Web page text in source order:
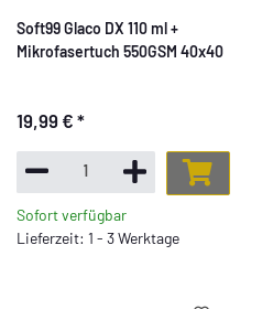
Soft99 Glaco DX 110 ml +
Mikrofasertuch 550GSM 40x40
19,99 € *
Sofort verfügbar
Lieferzeit: 1 - 3 Werktage